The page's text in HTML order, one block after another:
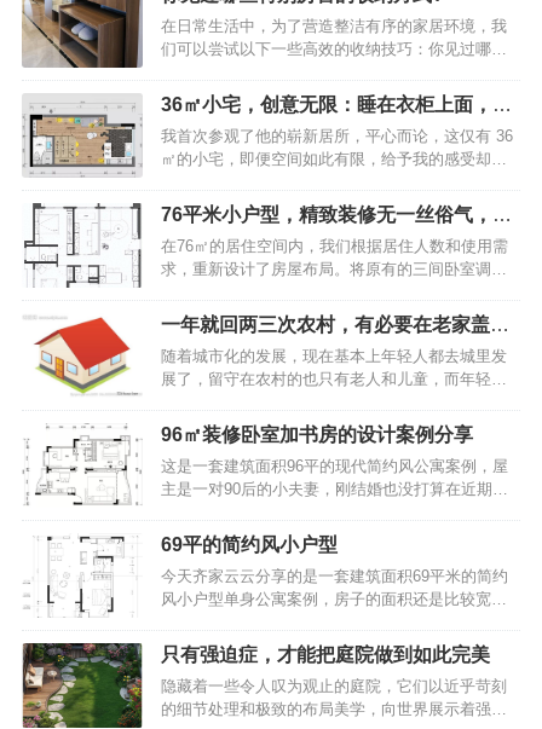
在日常生活中，为了营造整洁有序的家居环境，我
们可以尝试以下一些高效的收纳技巧：你见过哪些
洁，建议安装一个顶天立地的鞋柜，这样可以将换
季鞋子和当季常穿的鞋子有序地分开存放。你见过
哪些特别厉害的收纳方式？飘窗利用如果你家拥有
飘窗，不妨将其改造成一个实用的收纳柜或书桌，
既能节省空间，又能增添家居的功能性。你见过哪
些特别厉害的收纳方式？客厅收纳在客厅中放置一
让家居摆放显得更加丰富多彩。你见过哪些特别厉
害的收纳方式？垂直…
36㎡小宅，创意无限：睡在衣柜上面，空
间却毫不拥挤!
我首次参观了他的崭新居所，平心而论，这仅有 36
㎡的小宅，即便空间如此有限，给予我的感受却是
害，全屋的设计可谓是极为“走心”！36㎡小宅，创意
无限：睡在衣柜上面，空间却毫不拥挤！这便是那
房子的户型图，属于公寓的户型样式。听他讲述，
在刚购买之时，就是一个方盒子般的户型。36㎡小
宅，创意无限：睡在衣柜上面，空间却毫不拥挤！
小户型并没有独立设置的玄关，不过，进屋之后的
计，既简单又实用，白色的柜门也显得格外清新耐
看。从…
76平米小户型，精致装修无一丝俗气，堪
称家装典范之作
在76㎡的居住空间内，我们根据居住人数和使用需
求，重新设计了房屋布局。将原有的三间卧室调整
足了屋主的需求，被打造成了一个光线充足、通透
的书房。这里不仅是居家办公的理想场所，还特别
设置了攀岩墙和瑜伽角，为屋主提供了娱乐和休憩
的空间。76平米小户型，精致装修无一丝俗气，堪
称家装典范之作平面布置图客厅76平米小户型，精
致装修无一丝俗气，堪称家装典范之作客厅虽然小
木百叶，形成了连续的窗带效果，让光线能够灵活
地进入室内…
一年就回两三次农村，有必要在老家盖新
房子吗
随着城市化的发展，现在基本上年轻人都去城里发
展了，留守在农村的也只有老人和儿童，而年轻人
房，依旧想回农村老家建房，这又是为什么呢？不
少人表示城市的日渐高涨的房价，让他们无法承
受，在农村老家，最不济还有一块地，或建房或种
地或发展副业，心里总安定些。有人说，那是为了
面子。在外边不管赚了多少钱，还是身家千万，但
村里人都不知道。但是在老家建一栋上档次的别
为了老人。毕竟父母在老家呆了大半辈子，在城里
又过不习惯。老人家安…
96㎡装修卧室加书房的设计案例分享
这是一套建筑面积96平的现代简约风公寓案例，屋
主是一对90后的小夫妻，刚结婚也没打算在近期要
个家以现代大方的实用设计理念，来营造出一个简
洁而又舒适的生活空间。下面就一起来看看吧~96㎡
装修案例分享，卧室加书房的设计，舒适且温馨！
平面布置图96㎡装修案例分享，卧室加书房的设
计，舒适且温馨！入户玄关和客厅之间用一个矮柜
作为隔断，整个空间选择铺贴相同的地砖和刷成相
非常舒适。96㎡装修案例分享，卧室加书房的设
计，舒适…
69平的简约风小户型
今天齐家云云分享的是一套建筑面积69平米的简约
风小户型单身公寓案例，房子的面积还是比较宽敞
文艺的搭配方案让整个家看起来轻松而又舒适，营
造出了一个温馨的居住空间。下面就一起来看看
吧，希望大家喜欢~69平的简约风小户型，卫生间洗
手台的镜面柜，设计的很赞平面布置图69平的简约
只有强迫症，才能把庭院做到如此完美
隐藏着一些令人叹为观止的庭院，它们以近乎苛刻
的细节处理和极致的布局美学，向世界展示着强迫